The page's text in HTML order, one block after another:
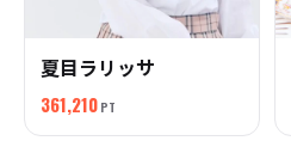
夏目ラリッサ
361,210 PT